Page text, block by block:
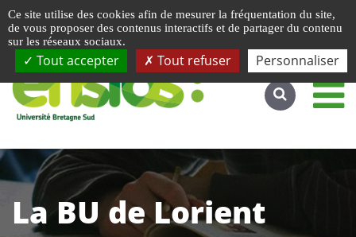
Accéder au site complet
La BU de Lorient
Ce site utilise des cookies afin de mesurer la fréquentation du site,
de vous proposer des contenus interactifs et de partager du contenu
sur les réseaux sociaux.
Tout accepter Tout refuser Personnaliser